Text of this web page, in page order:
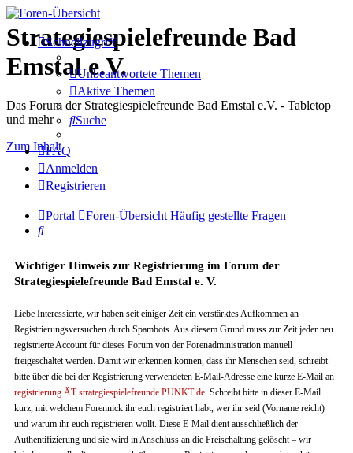
Strategiespielefreunde Bad
Emstal e.V.
Das Forum der Strategiespielefreunde Bad Emstal e.V. - Tabletop
und mehr
Zum Inhalt
Schnellzugriff
Unbeantwortete Themen
Aktive Themen
Suche
FAQ
Anmelden
Registrieren
Portal Foren-Übersicht Häufig gestellte Fragen
Suche
Wichtiger Hinweis zur Registrierung im Forum der
Strategiespielefreunde Bad Emstal e. V.
Liebe Interessierte, wir haben seit einiger Zeit ein verstärktes Aufkommen an
Registrierungsversuchen durch Spambots. Aus diesem Grund muss zur Zeit jeder neu
registrierte Account für dieses Forum von der Forenadministration manuell
freigeschaltet werden. Damit wir erkennen können, dass ihr Menschen seid, schreibt
bitte über die bei der Registrierung verwendeten E-Mail-Adresse eine kurze E-Mail an
registrierung ÄT strategiespielefreunde PUNKT de. Schreibt bitte in dieser E-Mail
kurz, mit welchem Forennick ihr euch registriert habt, wer ihr seid (Vorname reicht)
und warum ihr euch registrieren wollt. Diese E-Mail dient ausschließlich der
Authentifizierung und sie wird in Anschluss an die Freischaltung gelöscht – wir